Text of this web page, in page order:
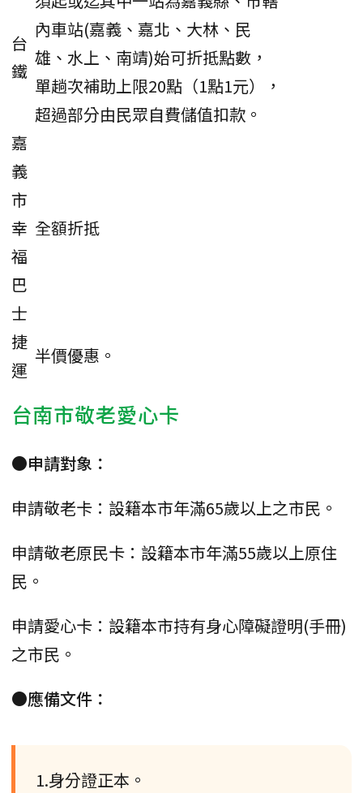
台
鐵
內車站(嘉義、嘉北、大林、民
雄、水上、南靖)始可折抵點數，
單趟次補助上限20點（1點1元），
超過部分由民眾自費儲值扣款。
嘉
義
市
幸
福
巴
士
全額折抵
捷
運
半價優惠。
台南市敬老愛心卡
●申請對象：
申請敬老卡：設籍本市年滿65歲以上之市民。
申請敬老原民卡：設籍本市年滿55歲以上原住
民。
申請愛心卡：設籍本市持有身心障礙證明(手冊)
之市民。
●應備文件：
1.身分證正本。